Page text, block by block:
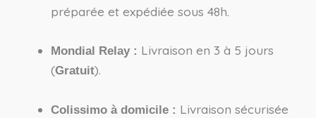
préparée et expédiée sous 48h.
Mondial Relay : Livraison en 3 à 5 jours
(Gratuit).
Colissimo à domicile : Livraison sécurisée